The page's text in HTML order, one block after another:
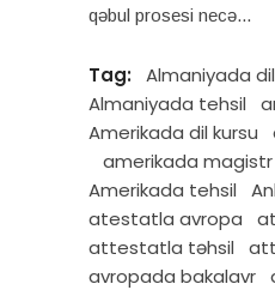
qəbul prosesi necə
Tag:
Almaniyada
Almaniyada tehsil
Amerikada dil kursu
amerikada magistr
Amerikada tehsil
atestatla avropa
attestatla təhsil
avropada bakalavr